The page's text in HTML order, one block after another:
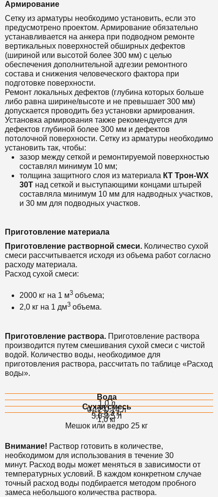
Армирование
Сетку из арматуры необходимо установить, если это
предусмотрено проектом. Армирование обязательно
устанавливается на анкера при подводном ремонте
вертикальных поверхностей обширных дефектов
(шириной или высотой более 300 мм) с целью
обеспечения дополнительной адгезии ремонтного
состава и снижения человеческого фактора при
подготовке поверхности.
Ремонт локальных дефектов (глубина которых больше
либо равна ширине/высоте и не превышает 300 мм)
допускается проводить без установки армирования.
Установка армирования также рекомендуется для
дефектов глубиной более 300 мм и дефектов
потолочной поверхности. Сетку из арматуры необходимо
установить так, чтобы:
зазор между сеткой и ремонтируемой поверхностью
составлял минимум 10 мм;
толщина защитного слоя из материала КТ Трон-WX
30Т над сеткой и выступающими концами штырей
составляла минимум 10 мм для надводных участков,
и 30 мм для подводных участков.
Приготовление материала
Приготовление растворной смеси. Количество сухой
смеси рассчитывается исходя из объема работ согласно
расходу материала.
Расход сухой смеси:
2000 кг на 1 м3 объема;
2,0 кг на 1 дм3 объема.
Приготовление раствора. Приготовление раствора
производится путем смешивания сухой смеси с чистой
водой. Количество воды, необходимое для
приготовления раствора, рассчитать по таблице «Расход
воды».
Вода
Сухая смесь
1,0 л
7,1-8,3 кг
0,12-0,14 л
1,0 кг
3,0-3,5 л
Мешок или ведро 25 кг
Внимание! Раствор готовить в количестве,
необходимом для использования в течение 30
минут. Расход воды может меняться в зависимости от
температурных условий. В каждом конкретном случае
точный расход воды подбирается методом пробного
замеса небольшого количества раствора.